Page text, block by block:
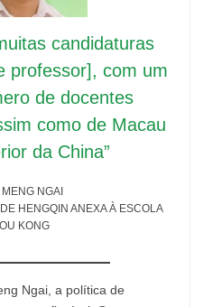
candidaturas
professor], com um
de docentes
como de Macau
da China”
MENG NGAI
HENGQIN ANEXA À ESCOLA
KONG
Ngai, a política de